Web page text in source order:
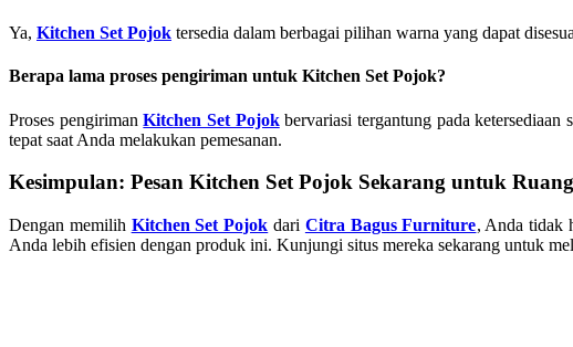
Ya, Kitchen Set Pojok tersedia dalam berbagai pilihan warna yang dapat
Berapa lama proses pengiriman untuk Kitchen Set Pojok?
Proses pengirimanKitchen Set Pojokbervariasi tergantung pada
tepat saat Anda melakukan pemesanan.
Kesimpulan: Pesan Kitchen Set Pojok Sekarang untuk
Dengan memilih Kitchen Set Pojok dari Citra Bagus Furniture, Anda tidak
Anda lebih efisien dengan produk ini. Kunjungi situs mereka sekarang untuk